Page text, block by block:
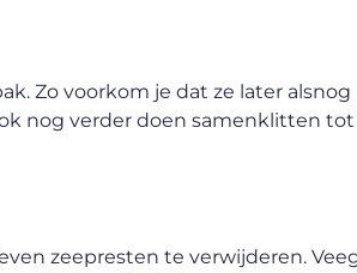
Zo voorkom je dat ze later alsnog
nog verder doen samenklitten
zeepresten te verwijderen.